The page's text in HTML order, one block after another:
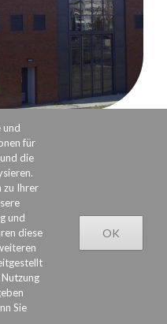
Rechtliches
und
für
die
zu Ihrer
und
diese
Sie
OK